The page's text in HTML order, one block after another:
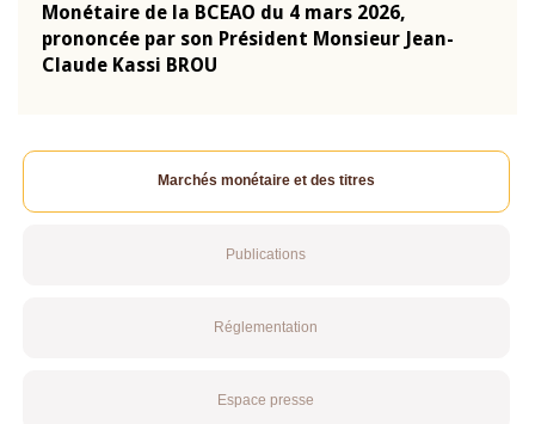
Monétaire de la BCEAO du 4 mars 2026,
prononcée par son Président Monsieur Jean-
Claude Kassi BROU
Marchés monétaire et des titres
Publications
Réglementation
Espace presse